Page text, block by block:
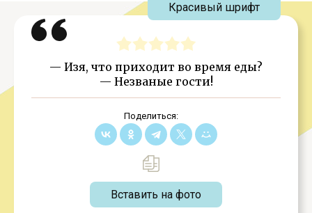
— Изя, что приходит во время еды?
— Незваные гости!
Поделиться:
Вставить на фото
Красивый шрифт